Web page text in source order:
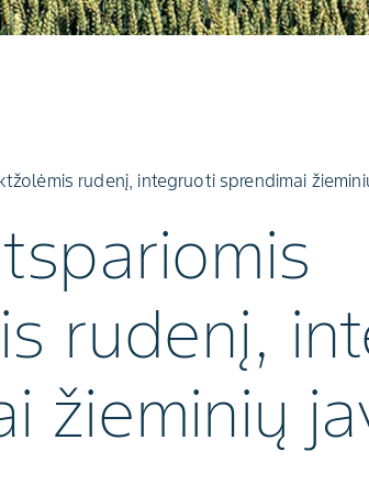
rudenį, integruoti sprendimai
rudenį,
žieminių